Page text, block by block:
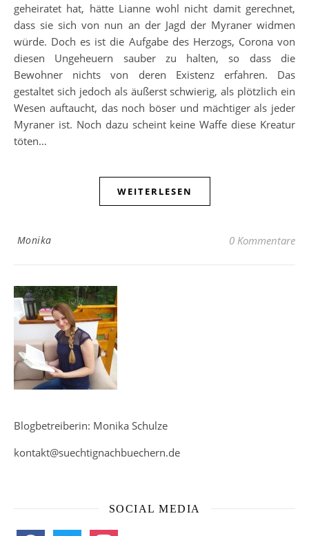
geheiratet hat, hätte Lianne wohl nicht damit gerechnet,
dass sie sich von nun an der Jagd der Myraner widmen
würde. Doch es ist die Aufgabe des Herzogs, Corona von
diesen Ungeheuern sauber zu halten, so dass die
Bewohner nichts von deren Existenz erfahren. Das
gestaltet sich jedoch als äußerst schwierig, als plötzlich ein
Wesen auftaucht, das noch böser und mächtiger als jeder
Myraner ist. Noch dazu scheint keine Waffe diese Kreatur
töten…
WEITERLESEN
Monika 0 Kommentare
Blogbetreiberin: Monika Schulze
kontakt@suechtignachbuechern.de
SOCIAL MEDIA